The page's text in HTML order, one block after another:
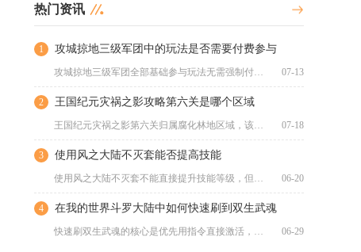
热门资讯
1 攻城掠地三级军团中的玩法是否需要付费参与
攻城掠地三级军团全部基础参与玩法无需强制付费，仅存在可自主选... 07-13
2 王国纪元灾祸之影攻略第六关是哪个区域
王国纪元灾祸之影第六关归属腐化林地区域，该区域是灾祸之影限时... 07-18
3 使用风之大陆不灭套能否提高技能
使用风之大陆不灭套不能直接提升技能等级，但可通过属性与套装效... 06-20
4 在我的世界斗罗大陆中如何快速刷到双生武魂
快速刷双生武魂的核心是优先用指令直接激活，再靠转世重置与任务... 06-29